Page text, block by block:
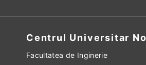
Centrul Universitar
Facultatea de Inginerie